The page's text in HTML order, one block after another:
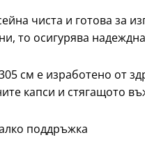
чиста и готова за
то осигурява
см е изработено от
капси и стягащото
поддръжка